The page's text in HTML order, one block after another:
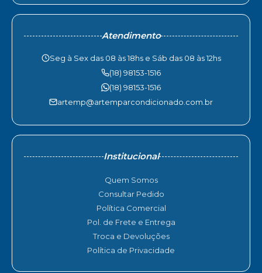
Atendimento
Seg à Sex das 08 às 18hs e Sáb das 08 às 12hs
(18) 98153-1516
(18) 98153-1516
artemp@artemparcondicionado.com.br
Institucional
Quem Somos
Consultar Pedido
Política Comercial
Pol. de Frete e Entrega
Troca e Devoluções
Política de Privacidade